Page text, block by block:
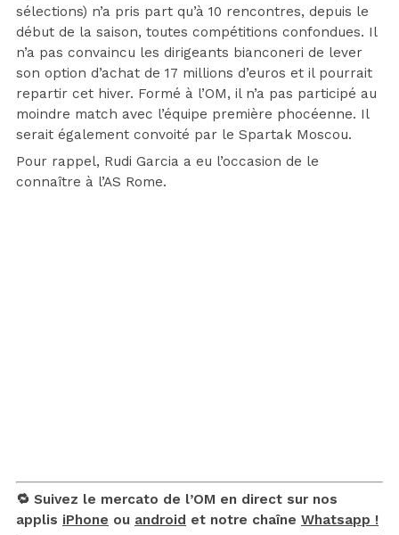
sélections) n’a pris part qu’à 10 rencontres, depuis le
début de la saison, toutes compétitions confondues. Il
n’a pas convaincu les dirigeants bianconeri de lever
son option d’achat de 17 millions d’euros et il pourrait
repartir cet hiver. Formé à l’OM, il n’a pas participé au
moindre match avec l’équipe première phocéenne. Il
serait également convoité par le Spartak Moscou.
Pour rappel, Rudi Garcia a eu l’occasion de le
connaître à l’AS Rome.
🔁 Suivez le mercato de l’OM en direct sur nos
applis iPhone ou android et notre chaîne Whatsapp !